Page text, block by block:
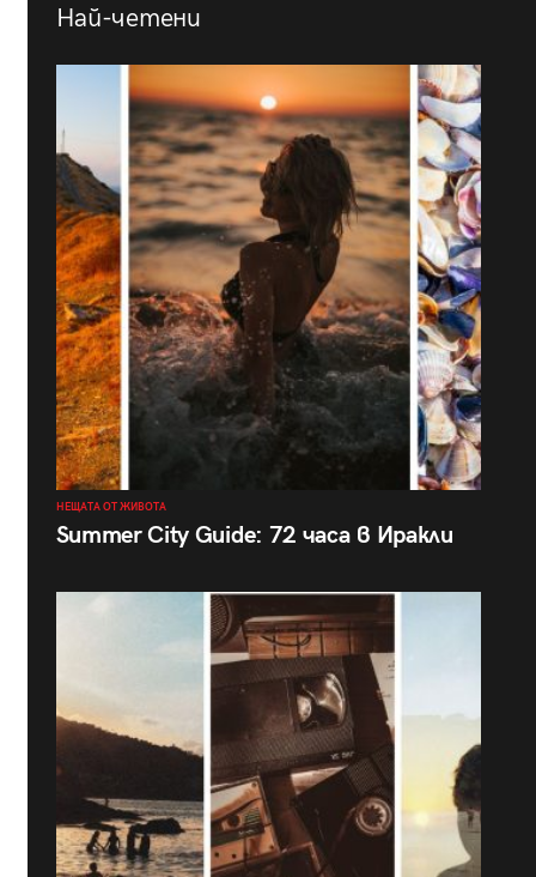
Най-четени
НЕЩАТА ОТ ЖИВОТА
Summer City Guide: 72 часа в Иракли